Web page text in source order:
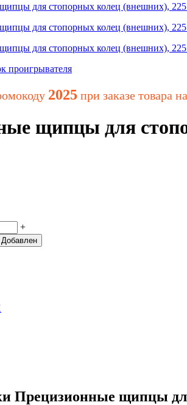
2025 при заказе товара
щипцы для
+
Добавлен
Прецизионные щипцы